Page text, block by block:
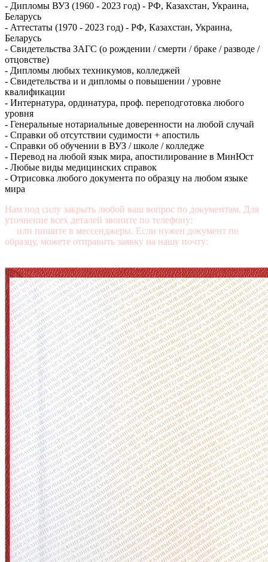
- Дипломы ВУЗ (1960 - 2023 год) - РФ, Казахстан, Украина,
Беларусь
- Аттестаты (1970 - 2023 год) - РФ, Казахстан, Украина,
Беларусь
- Свидетельства ЗАГС (о рождении / смерти / браке / разводе /
отцовстве)
- Дипломы любых техникумов, колледжей
- Свидетельства и и дипломы о повышении / уровне
квалификации
- Интернатура, ординатура, проф. переподготовка любого
уровня
- Генеральные нотариальные доверенности на любой случай
- Справки об отсутствии судимости + апостиль
- Справки об обучении в ВУЗ / школе / колледже
- Перевод на любой язык мира, апостилирование в МинЮст
- Любые виды медицинских справок
- Отрисовка любого документа по образцу на любом языке
мира
Нам под силу закрыть любой ваш вопрос по документам. Для
уточнение всех деталей звоните по телефону:
или пишите в мессенджеры. Если нужен документ по
образцу, можете отправить заявку на нашу почту: